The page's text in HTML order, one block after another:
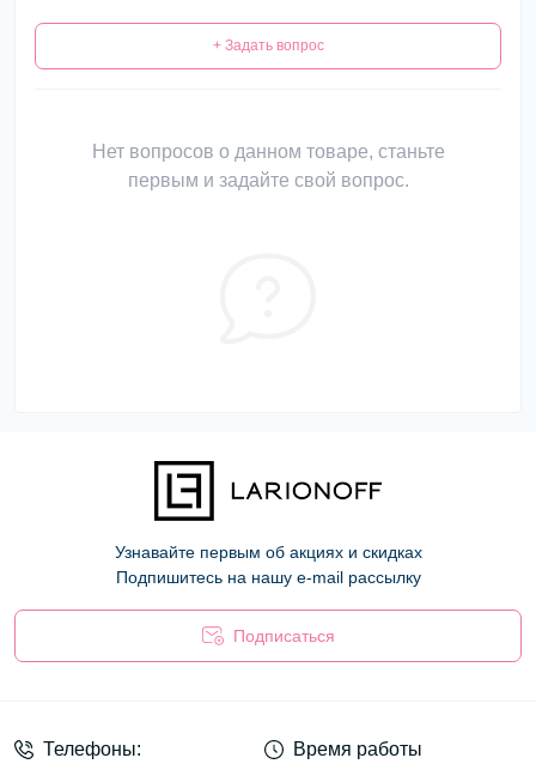
+ Задать вопрос
Нет вопросов о данном товаре, станьте
первым и задайте свой вопрос.
Узнавайте первым об акциях и скидках
Подпишитесь на нашу e-mail рассылку
Подписаться
Телефоны: Время работы